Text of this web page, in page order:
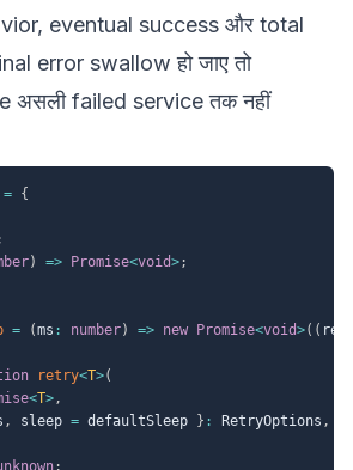
eventual success और total
error swallow हो जाए तो
असली failed service तक नहीं
= {
) => Promise<void>;
= (ms : number) => new Promise<void>( (
retry<T>(
<T>,
, sleep = defaultSleep } : RetryOptions ,
;